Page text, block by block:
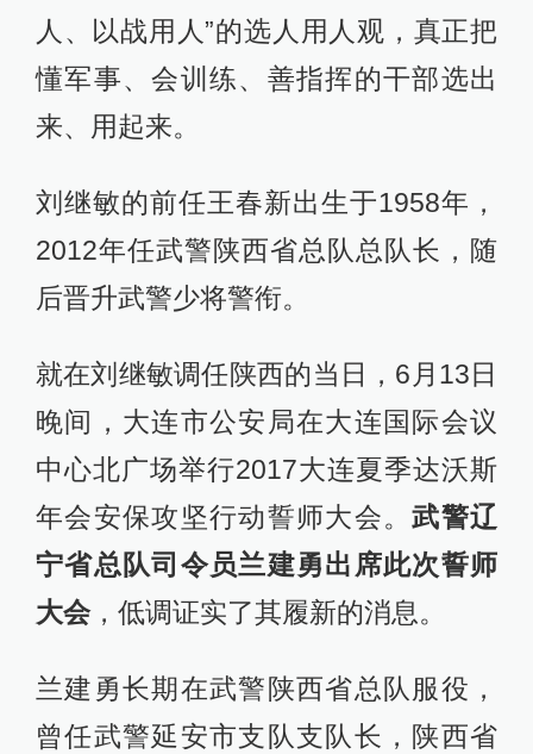
人、以战用人”的选人用人观，真正把
懂军事、会训练、善指挥的干部选出
来、用起来。
刘继敏的前任王春新出生于1958年，
2012年任武警陕西省总队总队长，随
后晋升武警少将警衔。
就在刘继敏调任陕西的当日，6月13日
晚间，大连市公安局在大连国际会议
中心北广场举行2017大连夏季达沃斯
年会安保攻坚行动誓师大会。武警辽
宁省总队司令员兰建勇出席此次誓师
大会，低调证实了其履新的消息。
兰建勇长期在武警陕西省总队服役，
曾任武警延安市支队支队长，陕西省